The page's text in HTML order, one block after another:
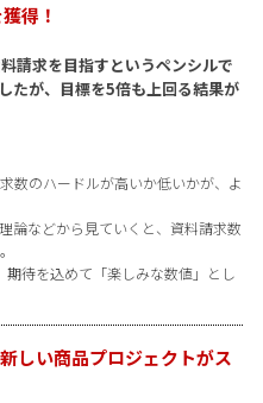
得！
請求を目指すというペンシルで
たが、目標を5倍も上回る結果が
数のハードルが高いか低いかが、よ
論などから見ていくと、資料請求数
待を込めて「楽しみな数値」とし
しい商品プロジェクトがス